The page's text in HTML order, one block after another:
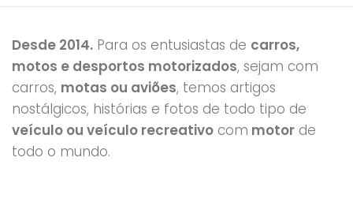
Desde 2014. Para os entusiastas de carros,
motos e desportos motorizados, sejam com
carros, motas ou aviões, temos artigos
nostálgicos, histórias e fotos de todo tipo de
veículo ou veículo recreativo com motor de
todo o mundo.